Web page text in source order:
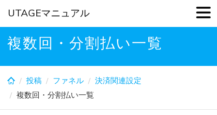
Skip
複数回・分割払い一覧
投稿 ファネル
決済関連設定
複数回・分割払い一覧
UTAGEマニュアル